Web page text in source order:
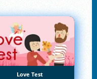
Love Test